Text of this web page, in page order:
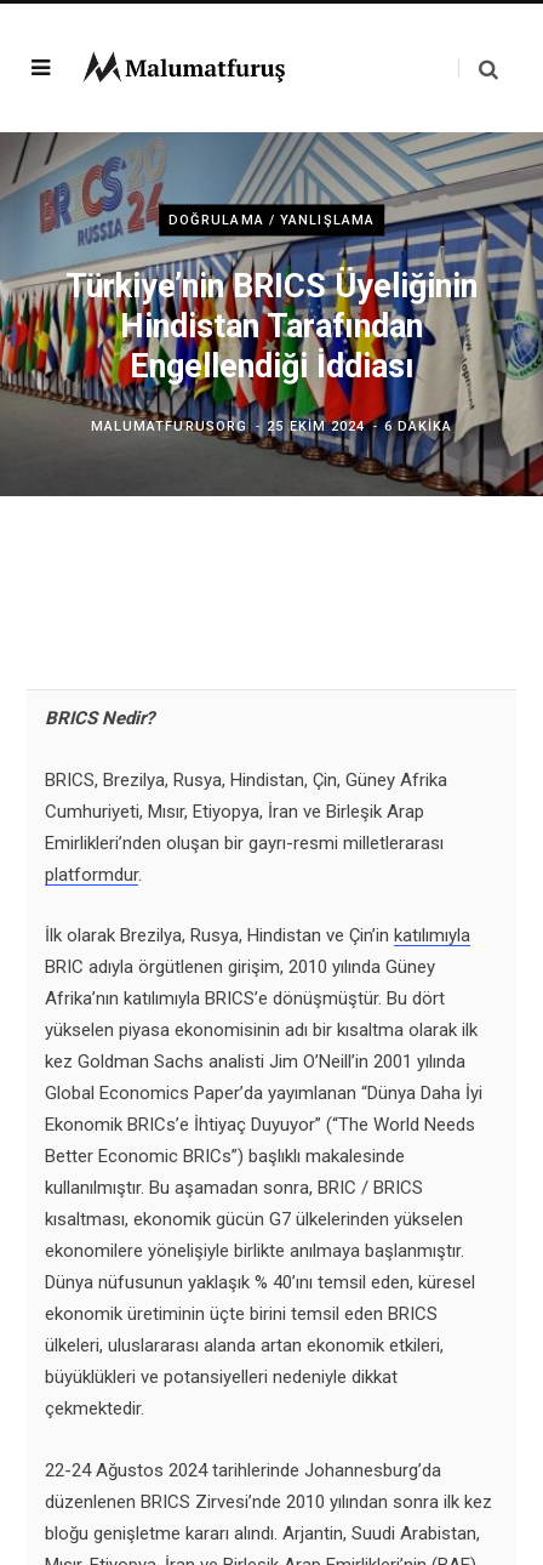
DOĞRULAMA / YANLIŞLAMA
Türkiye’nin BRICS Üyeliğinin
Hindistan Tarafından
Engellendiği İddiası
MALUMATFURUSORG 25 EKIM 2024 6 DAKIKA
BRICS Nedir?
BRICS, Brezilya, Rusya, Hindistan, Çin, Güney Afrika
Cumhuriyeti, Mısır, Etiyopya, İran ve Birleşik Arap
Emirlikleri’nden oluşan bir gayrı-resmi milletlerarası
platformdur.
İlk olarak Brezilya, Rusya, Hindistan ve Çin’in katılımıyla
BRIC adıyla örgütlenen girişim, 2010 yılında Güney
Afrika’nın katılımıyla BRICS’e dönüşmüştür. Bu dört
yükselen piyasa ekonomisinin adı bir kısaltma olarak ilk
kez Goldman Sachs analisti Jim O’Neill’in 2001 yılında
Global Economics Paper’da yayımlanan “Dünya Daha İyi
Ekonomik BRICs’e İhtiyaç Duyuyor” (“The World Needs
Better Economic BRICs”) başlıklı makalesinde
kullanılmıştır. Bu aşamadan sonra, BRIC / BRICS
kısaltması, ekonomik gücün G7 ülkelerinden yükselen
ekonomilere yönelişiyle birlikte anılmaya başlanmıştır.
Dünya nüfusunun yaklaşık % 40’ını temsil eden, küresel
ekonomik üretiminin üçte birini temsil eden BRICS
ülkeleri, uluslararası alanda artan ekonomik etkileri,
büyüklükleri ve potansiyelleri nedeniyle dikkat
çekmektedir.
22-24 Ağustos 2024 tarihlerinde Johannesburg’da
düzenlenen BRICS Zirvesi’nde 2010 yılından sonra ilk kez
bloğu genişletme kararı alındı. Arjantin, Suudi Arabistan,